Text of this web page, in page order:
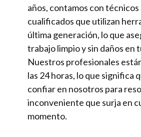
años, contamos con
cualificados que utilizan
última generación, lo que
trabajo limpio y sin daños en
Nuestros profesionales
las 24 horas, lo que significa
confiar en nosotros para
inconveniente que surja en
momento.